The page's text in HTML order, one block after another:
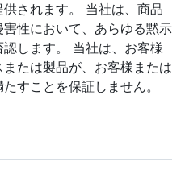
されます。 当社は、商品
性において、あらゆる黙示
します。 当社は、お客様
たは製品が、お客様または
すことを保証しません。